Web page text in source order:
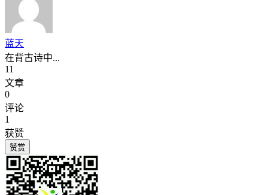
蓝天
在背古诗中...
11
文章
0
评论
1
获赞
赞赏